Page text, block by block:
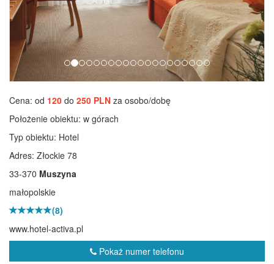
Cena: od 120 do 250 PLN za osobo/dobę
Położenie obiektu: w górach
Typ obiektu: Hotel
Adres: Złockie 78
33-370 Muszyna
małopolskie
(8)
www.hotel-activa.pl
Pokaż numer telefonu